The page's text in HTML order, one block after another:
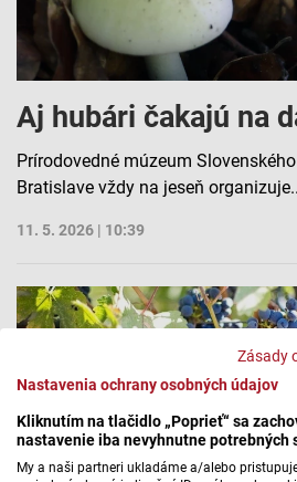
Zásady
Nastavenia ochrany osobných údajov
Kliknutím na tlačidlo „Poprieť“ sa
nastavenie iba nevyhnutne potrebných
My a naši partneri ukladáme a/alebo
Aj hubári čakajú na
Prírodovedné múzeum
Bratislave vždy na jeseň
11. 5. 2026 | 10:39